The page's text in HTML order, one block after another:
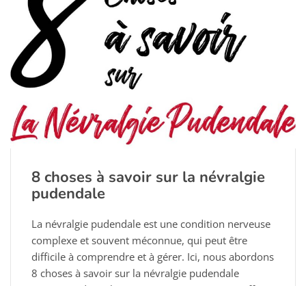
8 choses à savoir sur la névralgie
pudendale
La névralgie pudendale est une condition nerveuse
complexe et souvent méconnue, qui peut être
difficile à comprendre et à gérer. Ici, nous abordons
8 choses à savoir sur la névralgie pudendale